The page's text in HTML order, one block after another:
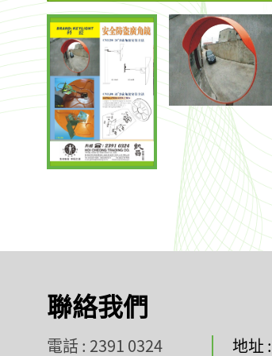
聯絡我們
電話 : 2391 0324
地址